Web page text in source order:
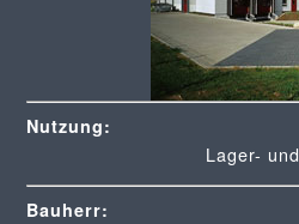
Nutzung:
Lager-
Bauherr: